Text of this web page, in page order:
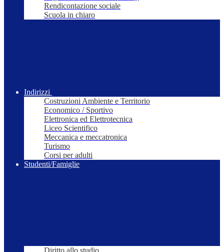
Rendicontazione sociale
Scuola in chiaro
Indirizzi
Costruzioni Ambiente e Territorio
Economico / Sportivo
Elettronica ed Elettrotecnica
Liceo Scientifico
Meccanica e meccatronica
Turismo
Corsi per adulti
Studenti/Famiglie